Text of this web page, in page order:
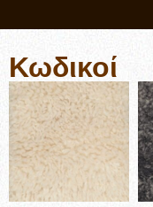
Κωδικοί